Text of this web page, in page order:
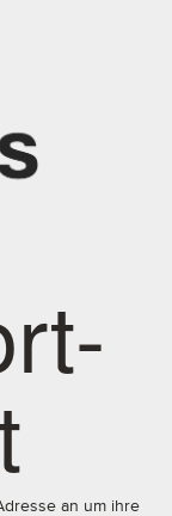
an um ihre